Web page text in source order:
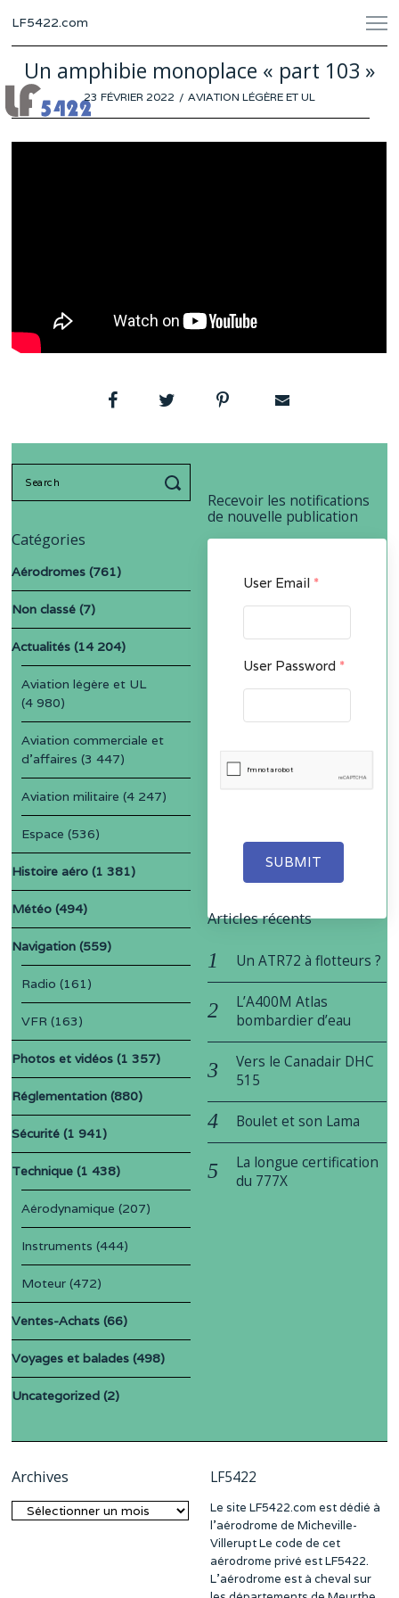
LF5422.com
Un amphibie monoplace « part 103 »
POSTED
ON
23 FÉVRIER 2022 20AVIATION LÉGÈRE ET UL
Recevoir les notifications
de nouvelle publication
User Email *
User Password *
SUBMIT
Catégories
Aérodromes (761)
Non classé (7)
Actualités (14 204)
Aviation légère et UL
(4 980)
Aviation commerciale et
d'affaires (3 447)
Aviation militaire (4 247)
Espace (536)
Histoire aéro (1 381)
Météo (494)
Navigation (559)
Radio (161)
VFR (163)
Photos et vidéos (1 357)
Réglementation (880)
Sécurité (1 941)
Technique (1 438)
Aérodynamique (207)
Instruments (444)
Moteur (472)
Ventes-Achats (66)
Voyages et balades (498)
Uncategorized (2)
Articles récents
Un ATR72 à flotteurs ?
L’A400M Atlas
bombardier d’eau
Vers le Canadair DHC
515
Boulet et son Lama
La longue certification
du 777X
Archives
Archives
LF5422
Le site LF5422.com est dédié à
l’aérodrome de Micheville-
Villerupt Le code de cet
aérodrome privé est LF5422.
L’aérodrome est à cheval sur